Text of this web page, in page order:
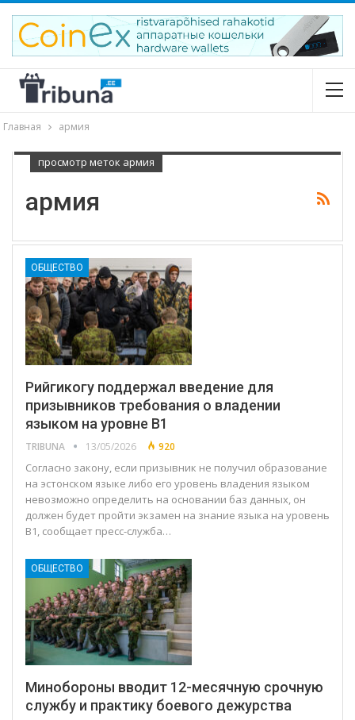
Главная армия
просмотр меток армия
армия
ОБЩЕСТВО
Рийгикогу поддержал введение для
призывников требования о владении
языком на уровне B1
TRIBUNA 13/05/2026 920
Согласно закону, если призывник не получил образование
на эстонском языке либо его уровень владения языком
невозможно определить на основании баз данных, он
должен будет пройти экзамен на знание языка на уровень
B1, сообщает пресс-служба…
ОБЩЕСТВО
Минобороны вводит 12-месячную срочную
службу и практику боевого дежурства